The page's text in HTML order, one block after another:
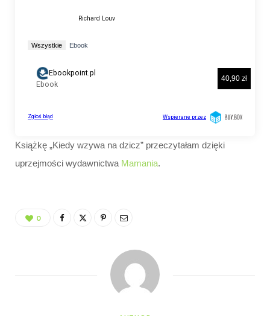
Książkę „Kiedy wzywa na dzicz” przeczytałam dzięki
uprzejmości wydawnictwa Mamania.
0